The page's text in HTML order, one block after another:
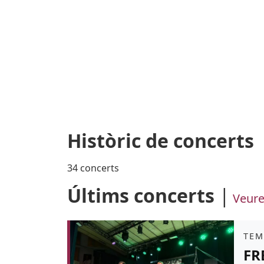
Històric de concerts
34 concerts
Últims concerts